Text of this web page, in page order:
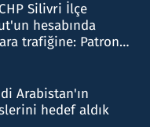
Silivri İlçe
hesabında
trafiğine: Patron
Arabistan'ın
hedef aldık